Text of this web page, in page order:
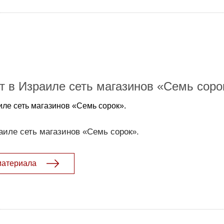
в Израиле сеть магазинов «Семь
сеть магазинов «Семь сорок».
сеть магазинов «Семь сорок».